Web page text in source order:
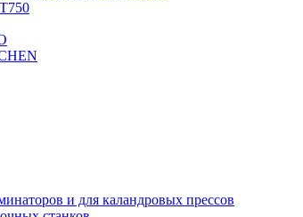
и для каландровых прессов